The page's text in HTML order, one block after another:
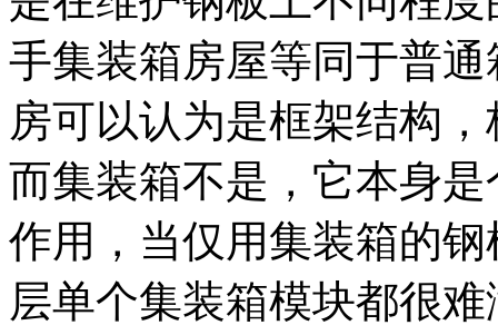
手集装箱房屋等同于普
房可以认为是框架结构
而集装箱不是，它本身
作用，当仅用集装箱的
层单个集装箱模块都很